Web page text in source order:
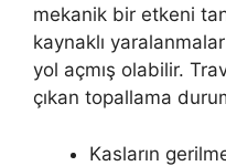
mekanik bir etkeni
kaynaklı
yol açmış olabilir.
çıkan topallama
Kasların